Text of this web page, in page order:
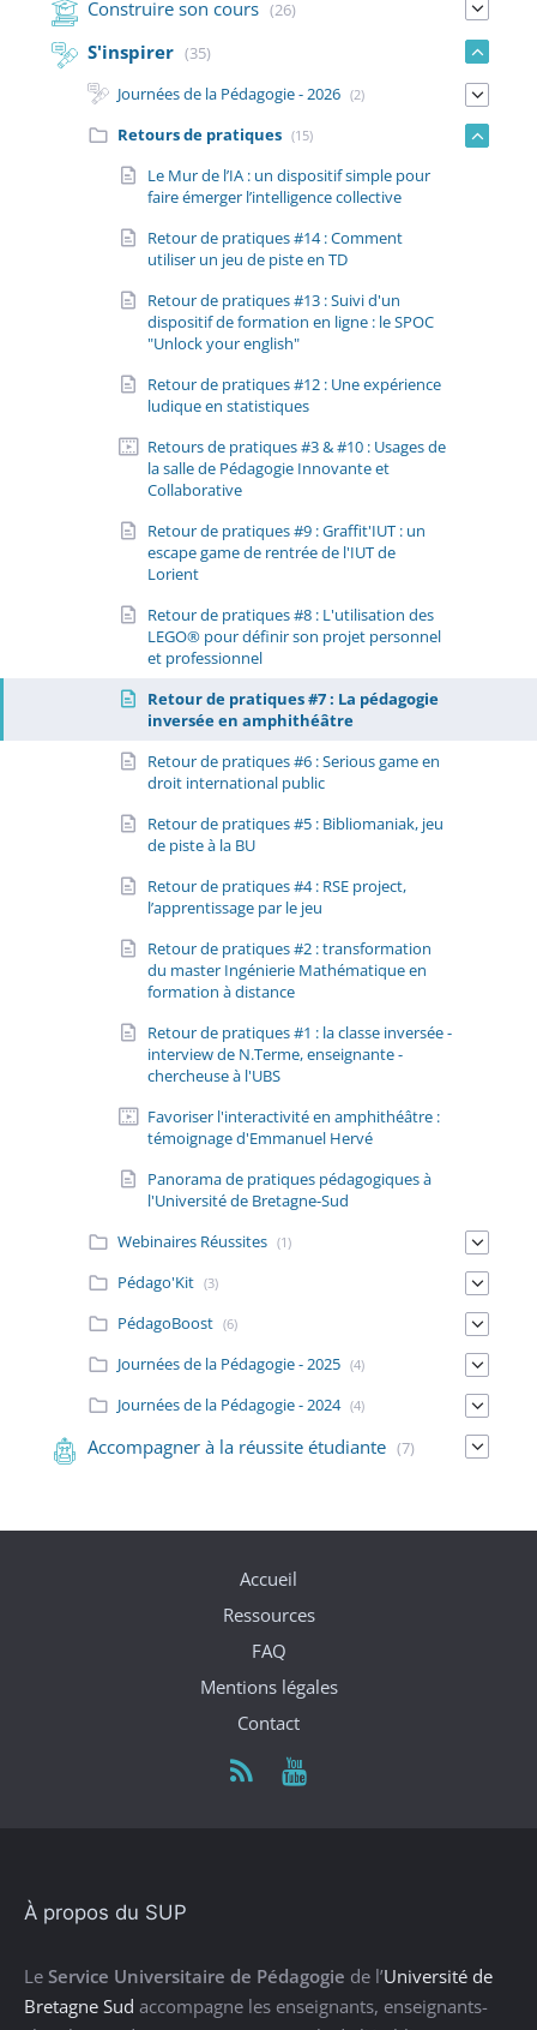
Construire son cours (26)
S'inspirer (35)
Journées de la Pédagogie - 2026 (2)
Retours de pratiques (15)
Le Mur de l’IA : un dispositif simple pour
faire émerger l’intelligence collective
Retour de pratiques #14 : Comment
utiliser un jeu de piste en TD
Retour de pratiques #13 : Suivi d'un
dispositif de formation en ligne : le SPOC
"Unlock your english"
Retour de pratiques #12 : Une expérience
ludique en statistiques
Retours de pratiques #3 & #10 : Usages de
la salle de Pédagogie Innovante et
Collaborative
Retour de pratiques #9 : Graffit'IUT : un
escape game de rentrée de l'IUT de
Lorient
Retour de pratiques #8 : L'utilisation des
LEGO® pour définir son projet personnel
et professionnel
Retour de pratiques #7 : La pédagogie
inversée en amphithéâtre
Retour de pratiques #6 : Serious game en
droit international public
Retour de pratiques #5 : Bibliomaniak, jeu
de piste à la BU
Retour de pratiques #4 : RSE project,
l’apprentissage par le jeu
Retour de pratiques #2 : transformation
du master Ingénierie Mathématique en
formation à distance
Retour de pratiques #1 : la classe inversée -
interview de N.Terme, enseignante -
chercheuse à l'UBS
Favoriser l'interactivité en amphithéâtre :
témoignage d'Emmanuel Hervé
Panorama de pratiques pédagogiques à
l'Université de Bretagne-Sud
Webinaires Réussites (1)
Pédago'Kit (3)
PédagoBoost (6)
Journées de la Pédagogie - 2025 (4)
Journées de la Pédagogie - 2024 (4)
Accompagner à la réussite étudiante (7)
Accueil
Ressources
FAQ
Mentions légales
Contact
À propos du SUP
Le Service Universitaire de Pédagogie de l’Université de
Bretagne Sud accompagne les enseignants, enseignants-